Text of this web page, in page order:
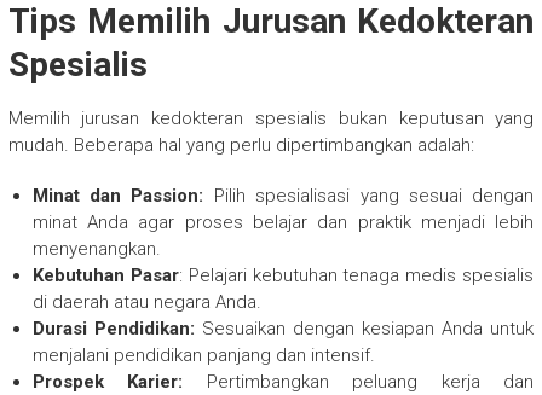
Tips Memilih Jurusan Kedokteran
Spesialis
Memilih jurusan kedokteran spesialis bukan keputusan yang
mudah. Beberapa hal yang perlu dipertimbangkan adalah:
Minat dan Passion: Pilih spesialisasi yang sesuai dengan
minat Anda agar proses belajar dan praktik menjadi lebih
menyenangkan.
Kebutuhan Pasar: Pelajari kebutuhan tenaga medis spesialis
di daerah atau negara Anda.
Durasi Pendidikan: Sesuaikan dengan kesiapan Anda untuk
menjalani pendidikan panjang dan intensif.
Prospek Karier: Pertimbangkan peluang kerja dan